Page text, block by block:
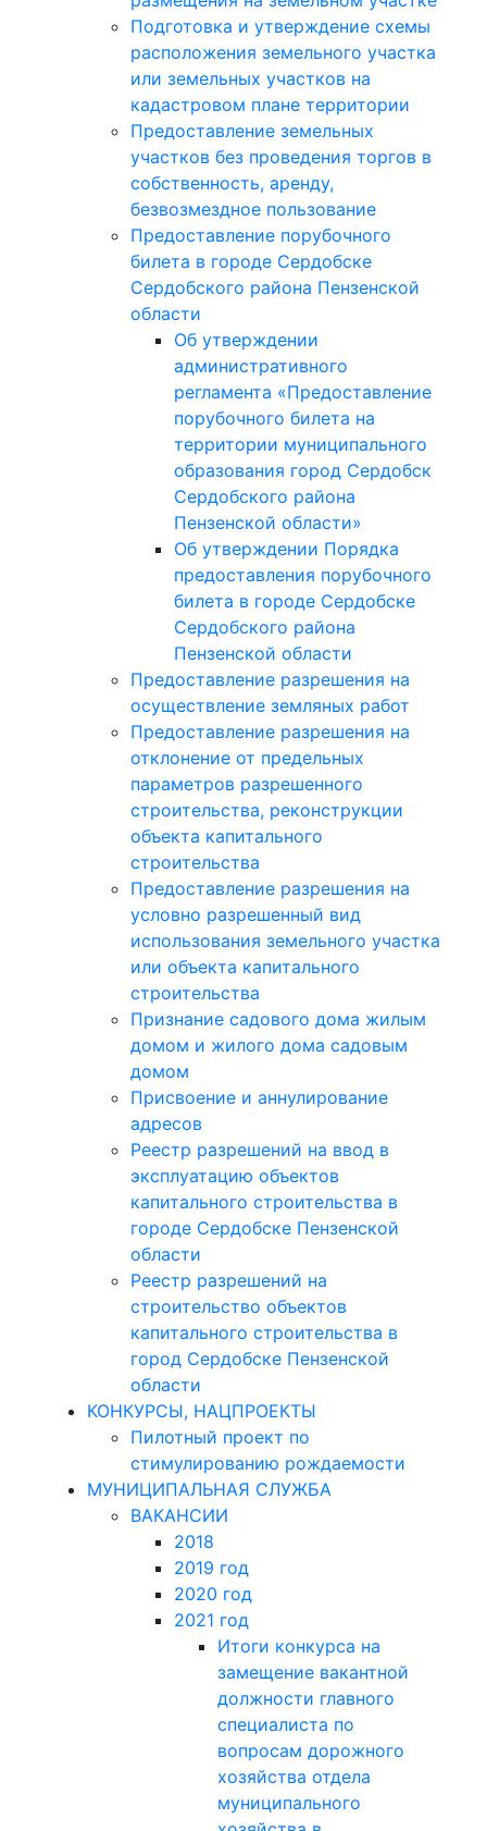
Подготовка и утверждение схемы
расположения земельного участка
или земельных участков на
кадастровом плане территории
Предоставление земельных
участков без проведения торгов в
собственность, аренду,
безвозмездное пользование
Предоставление порубочного
билета в городе Сердобске
Сердобского района Пензенской
области
Об утверждении
административного
регламента «Предоставление
порубочного билета на
территории муниципального
образования город Сердобск
Сердобского района
Пензенской области»
Об утверждении Порядка
предоставления порубочного
билета в городе Сердобске
Сердобского района
Пензенской области
Предоставление разрешения на
осуществление земляных работ
Предоставление разрешения на
отклонение от предельных
параметров разрешенного
строительства, реконструкции
объекта капитального
строительства
Предоставление разрешения на
условно разрешенный вид
использования земельного участка
или объекта капитального
строительства
Признание садового дома жилым
домом и жилого дома садовым
домом
Присвоение и аннулирование
адресов
Реестр разрешений на ввод в
эксплуатацию объектов
капитального строительства в
городе Сердобске Пензенской
области
Реестр разрешений на
строительство объектов
капитального строительства в
город Сердобске Пензенской
области
КОНКУРСЫ, НАЦПРОЕКТЫ
Пилотный проект по
стимулированию рождаемости
МУНИЦИПАЛЬНАЯ СЛУЖБА
ВАКАНСИИ
2018
2019 год
2020 год
2021 год
Итоги конкурса на
замещение вакантной
должности главного
специалиста по
вопросам дорожного
хозяйства отдела
муниципального